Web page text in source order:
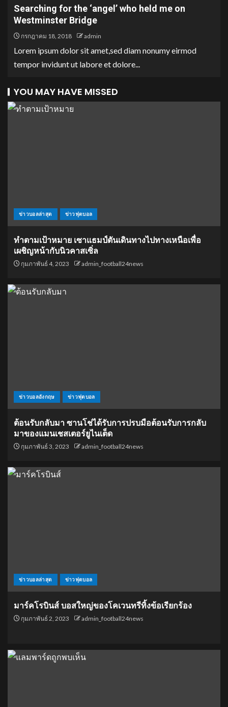
Searching for the ‘angel’ who held me on
Westminster Bridge
กรกฎาคม 18, 2018 admin
Lorem ipsum dolor sit amet,sed diam nonumy eirmod
tempor invidunt ut labore et dolore...
YOU MAY HAVE MISSED
ข่าวบอลล่าสุด ข่าวฟุตบอล
ทำตามเป้าหมาย เซาแธมป์ตันเดินทางไปทางเหนือเพื่อ
เผชิญหน้ากับนิวคาสเซิ่ล
กุมภาพันธ์ 4, 2023 admin_football24news
ข่าวบอลอังกฤษ ข่าวฟุตบอล
ต้อนรับกลับมา ซานโช่ได้รับการปรบมือต้อนรับการกลับ
มาของแมนเชสเตอร์ยูไนเต็ด
กุมภาพันธ์ 3, 2023 admin_football24news
ข่าวบอลล่าสุด ข่าวฟุตบอล
มาร์คโรบินส์ บอสใหญ่ของโคเวนทรีทิ้งข้อเรียกร้อง
กุมภาพันธ์ 2, 2023 admin_football24news